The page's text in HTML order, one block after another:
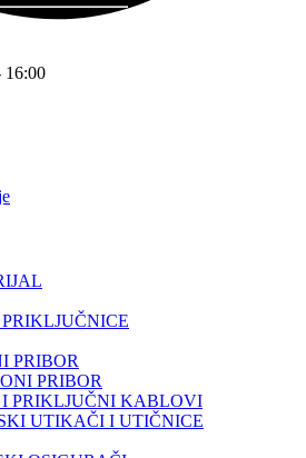
16:00
PRIBOR
PRIBOR
PRIKLJUČNI KABLOVI
UTIKAČI I UTIČNICE